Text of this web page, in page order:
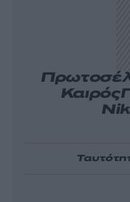
Καιρός